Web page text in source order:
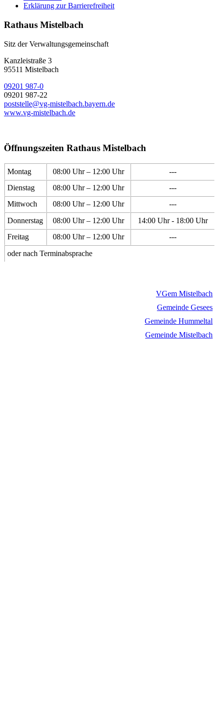
Erklärung zur Barrierefreiheit
Rathaus Mistelbach
Sitz der Verwaltungsgemeinschaft
Kanzleistraße 3
95511 Mistelbach
09201 987-0
09201 987-22
poststelle@vg-mistelbach.bayern.de
www.vg-mistelbach.de
Öffnungszeiten Rathaus Mistelbach
Montag 08:00 Uhr – 12:00 Uhr
---
Dienstag
08:00 Uhr – 12:00 Uhr
---
Mittwoch
08:00 Uhr – 12:00 Uhr
---
Donnerstag
08:00 Uhr – 12:00 Uhr
14:00 Uhr - 18:00 Uhr
Freitag
08:00 Uhr – 12:00 Uhr
---
oder nach Terminabsprache
VGem Mistelbach
Gemeinde Gesees
Gemeinde Hummeltal
Gemeinde Mistelbach